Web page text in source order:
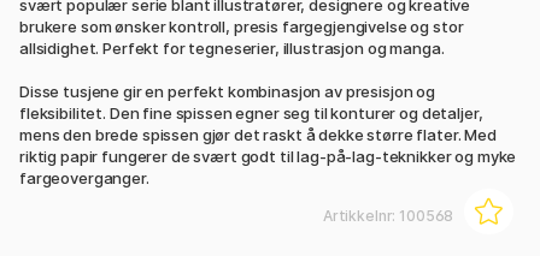
svært populær serie blant illustratører, designere og kreative
brukere som ønsker kontroll, presis fargegjengivelse og stor
allsidighet. Perfekt for tegneserier, illustrasjon og manga.
Disse tusjene gir en perfekt kombinasjon av presisjon og
fleksibilitet. Den fine spissen egner seg til konturer og detaljer,
mens den brede spissen gjør det raskt å dekke større flater. Med
riktig papir fungerer de svært godt til lag-på-lag-teknikker og myke
fargeoverganger.
Artikkelnr: 100568